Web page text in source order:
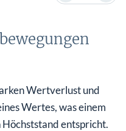
its profitability.
Wertverlust und
Wertes, was einem
Höchststand entspricht.